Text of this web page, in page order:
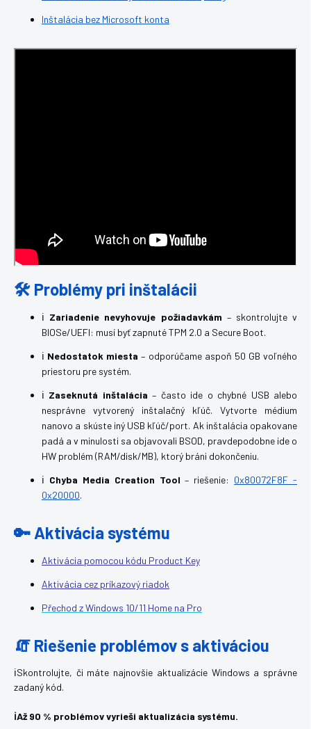
Inštalácia bez Microsoft konta
🛠️ Problémy pri inštalácii
ℹ️ Zariadenie nevyhovuje požiadavkám – skontrolujte v
BIOSe/UEFI: musí byť zapnuté TPM 2.0 a Secure Boot.
ℹ️ Nedostatok miesta – odporúčame aspoň 50 GB voľného
priestoru pre systém.
ℹ️ Zaseknutá inštalácia – často ide o chybné USB alebo
nesprávne vytvorený inštalačný kľúč. Vytvorte médium
nanovo a skúste iný USB kľúč/port. Ak inštalácia opakovane
padá a v minulosti sa objavovali BSOD, pravdepodobne ide o
HW problém (RAM/disk/MB), ktorý bráni dokončeniu.
ℹ️ Chyba Media Creation Tool – riešenie: 0x80072F8F -
0x20000.
🔑 Aktivácia systému
Aktivácia pomocou kódu Product Key
Aktivácia cez príkazový riadok
Přechod z Windows 10/11 Home na Pro
🧯 Riešenie problémov s aktiváciou
ℹ️Skontrolujte, či máte najnovšie aktualizácie Windows a správne
zadaný kód.
ℹ️Až 90 % problémov vyrieši aktualizácia systému.